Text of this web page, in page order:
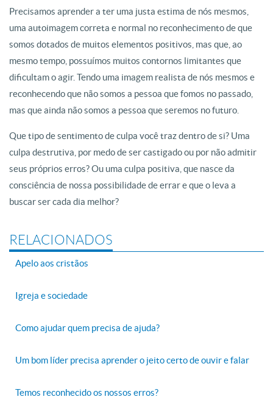
Precisamos aprender a ter uma justa estima de nós mesmos,
uma autoimagem correta e normal no reconhecimento de que
somos dotados de muitos elementos positivos, mas que, ao
mesmo tempo, possuímos muitos contornos limitantes que
dificultam o agir. Tendo uma imagem realista de nós mesmos e
reconhecendo que não somos a pessoa que fomos no passado,
mas que ainda não somos a pessoa que seremos no futuro.
Que tipo de sentimento de culpa você traz dentro de si? Uma
culpa destrutiva, por medo de ser castigado ou por não admitir
seus próprios erros? Ou uma culpa positiva, que nasce da
consciência de nossa possibilidade de errar e que o leva a
buscar ser cada dia melhor?
RELACIONADOS
Apelo aos cristãos
Igreja e sociedade
Como ajudar quem precisa de ajuda?
Um bom líder precisa aprender o jeito certo de ouvir e falar
Temos reconhecido os nossos erros?